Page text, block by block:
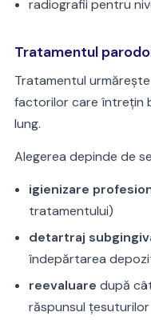
radiografii pentru
Tratamentul
Tratamentul
factorilor care întrețin
lung.
Alegerea depinde de
igienizare
tratamentului)
detartraj
îndepărtarea
reevaluare după
răspunsul țesuturilor